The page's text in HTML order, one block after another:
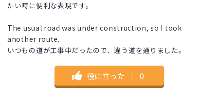
たい時に便利な表現です。
The usual road was under construction, so I took
another route.
いつもの道が工事中だったので、違う道を通りました。
役に立った ｜ 0